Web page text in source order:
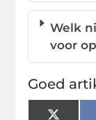
Welk
voor
Goed